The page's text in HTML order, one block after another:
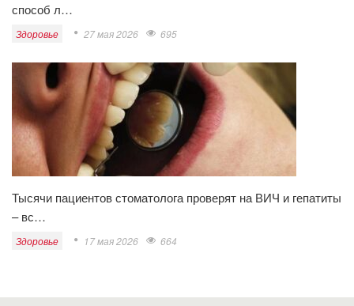
способ л…
Здоровье 27 мая 2026 695
Тысячи пациентов стоматолога проверят на ВИЧ и гепатиты
– вс…
Здоровье 17 мая 2026 664